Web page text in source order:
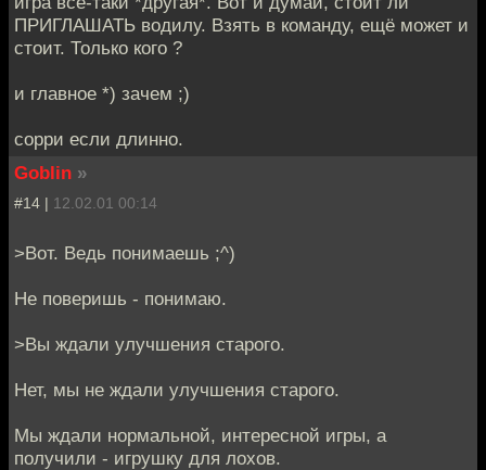
ПРИГЛАШАТЬ водилу. Взять в команду, ещё может и
стоит. Только кого ?
и главное *) зачем ;)
сорри если длинно.
Goblin »
#14 | 12.02.01 00:14
>Вот. Ведь понимаешь ;^)
Не поверишь - понимаю.
>Вы ждали улучшения старого.
Нет, мы не ждали улучшения старого.
Мы ждали нормальной, интересной игры, а
получили - игрушку для лохов.